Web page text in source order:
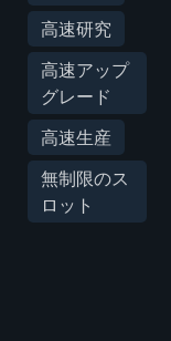
高速研究
高速アップ
グレード
高速生産
無制限のス
ロット